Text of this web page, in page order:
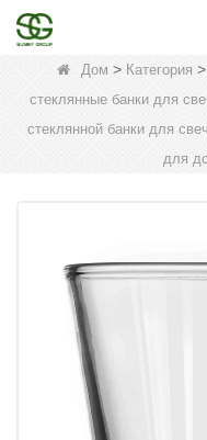
Дом > Категория >
стеклянные банки для
стеклянной банки для
для